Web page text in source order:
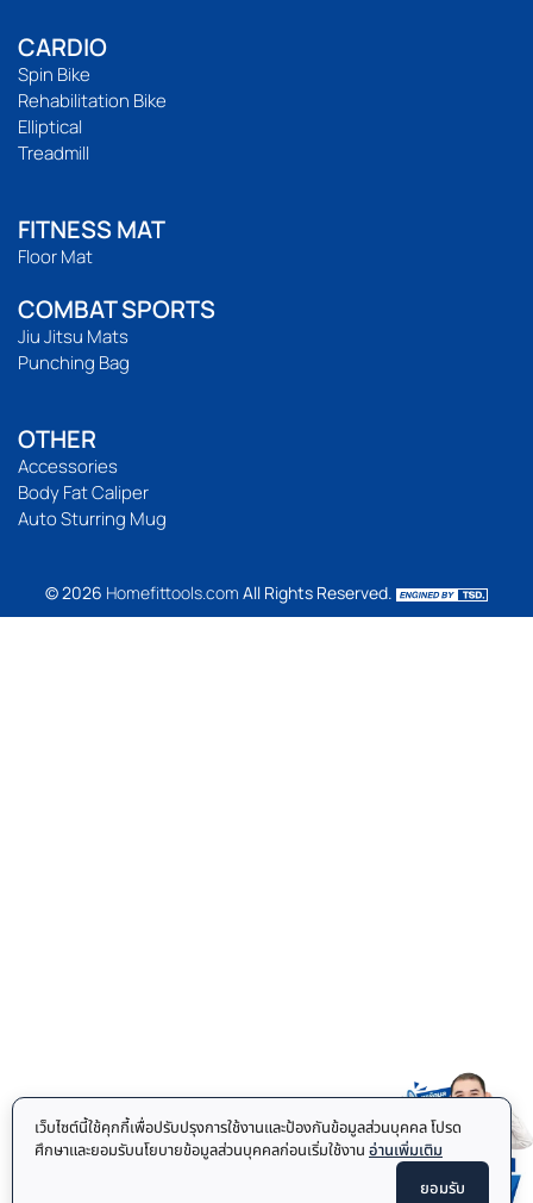
CARDIO
Spin Bike
Rehabilitation Bike
Elliptical
Treadmill
FITNESS MAT
Floor Mat
COMBAT SPORTS
Jiu Jitsu Mats
Punching Bag
OTHER
Accessories
Body Fat Caliper
Auto Sturring Mug
© 2026 Homefittools.com All Rights Reserved.
เว็บไซต์นี้ใช้คุกกี้เพื่อปรับปรุงการใช้งานและป้องกันข้อมูลส่วนบุคคล โปรด
ศึกษาและยอมรับนโยบายข้อมูลส่วนบุคคลก่อนเริ่มใช้งาน อ่านเพิ่มเติม
ยอมรับ